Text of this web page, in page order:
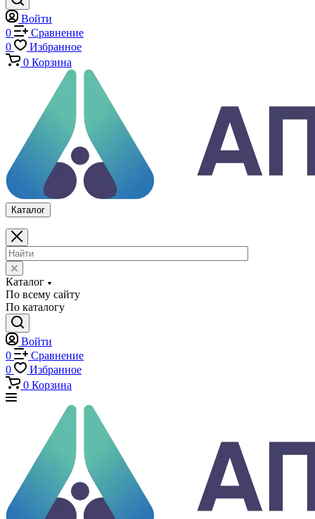
Специализированные машины
Климатические камеры
Механические толщиномеры защитных покрытий
Аттестация испытательного оборудования
Калибровка средств измерений
Каталог
По всему сайту
По каталогу
Войти
0
Сравнение
0
Избранное
0
Каталог
Каталог
По всему сайту
По каталогу
Войти